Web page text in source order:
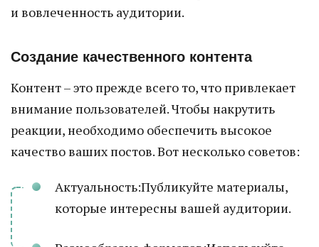
и вовлеченность аудитории.
Создание качественного контента
Контент – это прежде всего то, что привлекает
внимание пользователей. Чтобы накрутить
реакции, необходимо обеспечить высокое
качество ваших постов. Вот несколько советов:
Актуальность:Публикуйте материалы,
которые интересны вашей аудитории.